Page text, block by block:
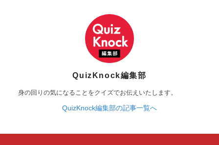
QuizKnock編集部
身の回りの気になることをクイズでお伝えいたします。
QuizKnock編集部の記事一覧へ